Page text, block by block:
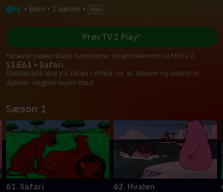
• Børn • 1 sæson •
S1:E61 • Safari
Barbapapa skal på safari i Afrika for at advare og beskytte
dyrene. Jægere rejser med
Prøv TV 2 Play*
*Kræver pakken Basis. Administrer dit abonnement på Mit TV 2.
Sæson 1
61. Safari 62. Hvalen